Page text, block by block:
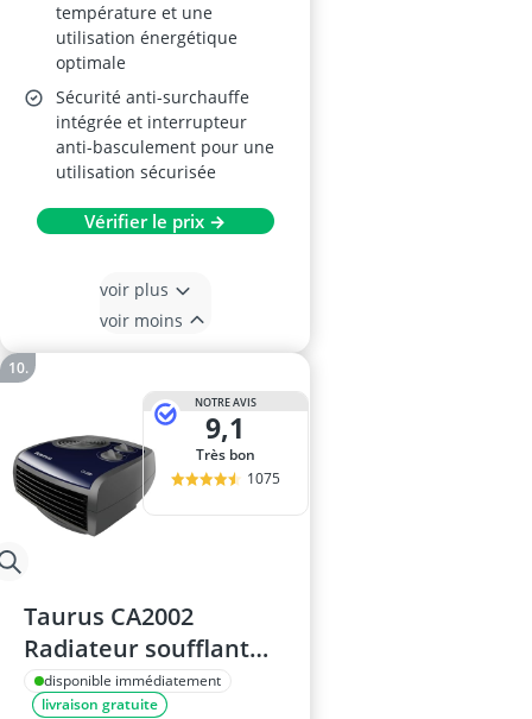
température et une
utilisation énergétique
optimale
Sécurité anti-surchauffe
intégrée et interrupteur
anti-basculement pour une
utilisation sécurisée
Vérifier le prix →
voir plus
voir moins
NOTRE AVIS
9,1
Très bon
1075
Taurus CA2002
Radiateur soufflant
2000W
disponible immédiatement
livraison gratuite